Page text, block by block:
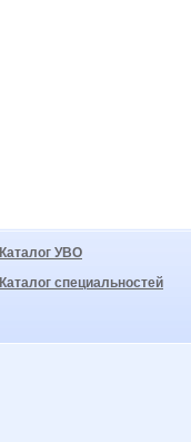
Каталог УВО
Каталог специальностей